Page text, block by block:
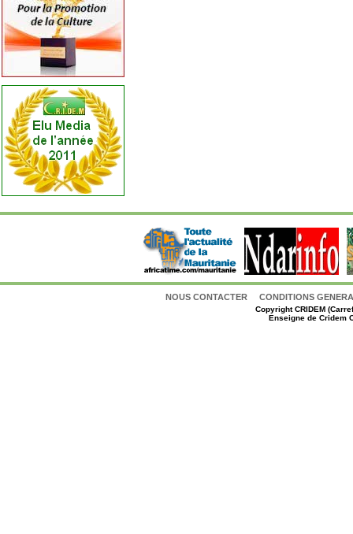
NOUS CONTACTER CONDITIONS
CopyrightCRIDEM
Enseigne de Cridem